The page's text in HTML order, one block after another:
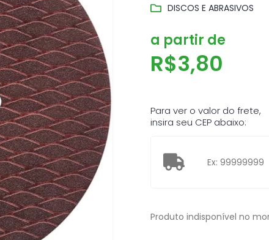
DISCOS E ABRASIVOS
a partir de
R$3,80
Para ver o valor do frete,
insira seu CEP abaixo:
Produto indisponível no